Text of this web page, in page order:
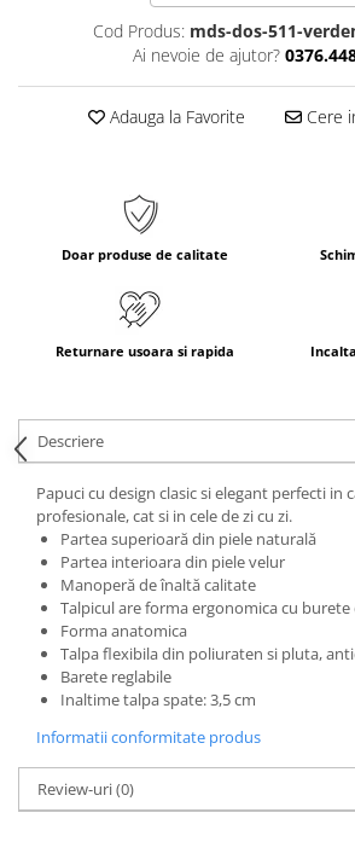
Cod Produs: mds-dos-511-
Ai nevoie de ajutor?
Adauga la Favorite Cere
Doar produse de calitate
Returnare usoara si rapida
Descriere
Papuci cu design clasic si elegant perfecti in
profesionale, cat si in cele de zi cu zi.
Partea superioară din piele naturală
Partea interioara din piele velur
Manoperă de înaltă calitate
Talpicul are forma ergonomica cu
Forma anatomica
Talpa flexibila din poliuraten si pluta,
Barete reglabile
Inaltime talpa spate: 3,5 cm
Informatii conformitate produs
Review-uri(0)